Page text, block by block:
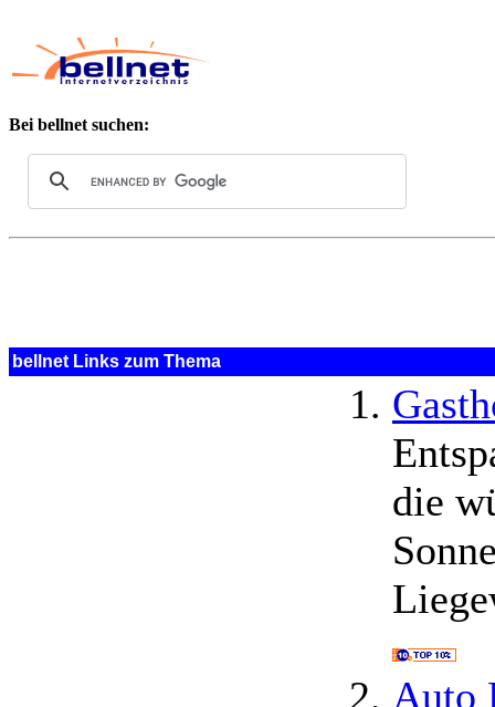
Bei bellnet suchen:
bellnet Links zum Thema
die
Auto